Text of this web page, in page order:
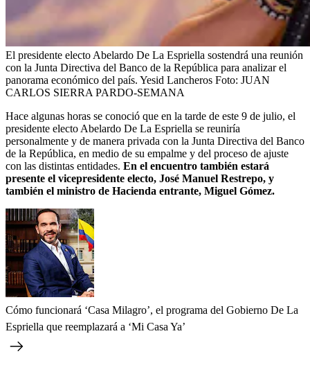
El presidente electo Abelardo De La Espriella sostendrá una reunión
con la Junta Directiva del Banco de la República para analizar el
panorama económico del país. Yesid Lancheros Foto: JUAN
CARLOS SIERRA PARDO-SEMANA
Hace algunas horas se conoció que en la tarde de este 9 de julio, el
presidente electo Abelardo De La Espriella se reuniría
personalmente y de manera privada con la Junta Directiva del Banco
de la República, en medio de su empalme y del proceso de ajuste
con las distintas entidades. En el encuentro también estará
presente el vicepresidente electo, José Manuel Restrepo, y
también el ministro de Hacienda entrante, Miguel Gómez.
Cómo funcionará ‘Casa Milagro’, el programa del Gobierno De La
Espriella que reemplazará a ‘Mi Casa Ya’